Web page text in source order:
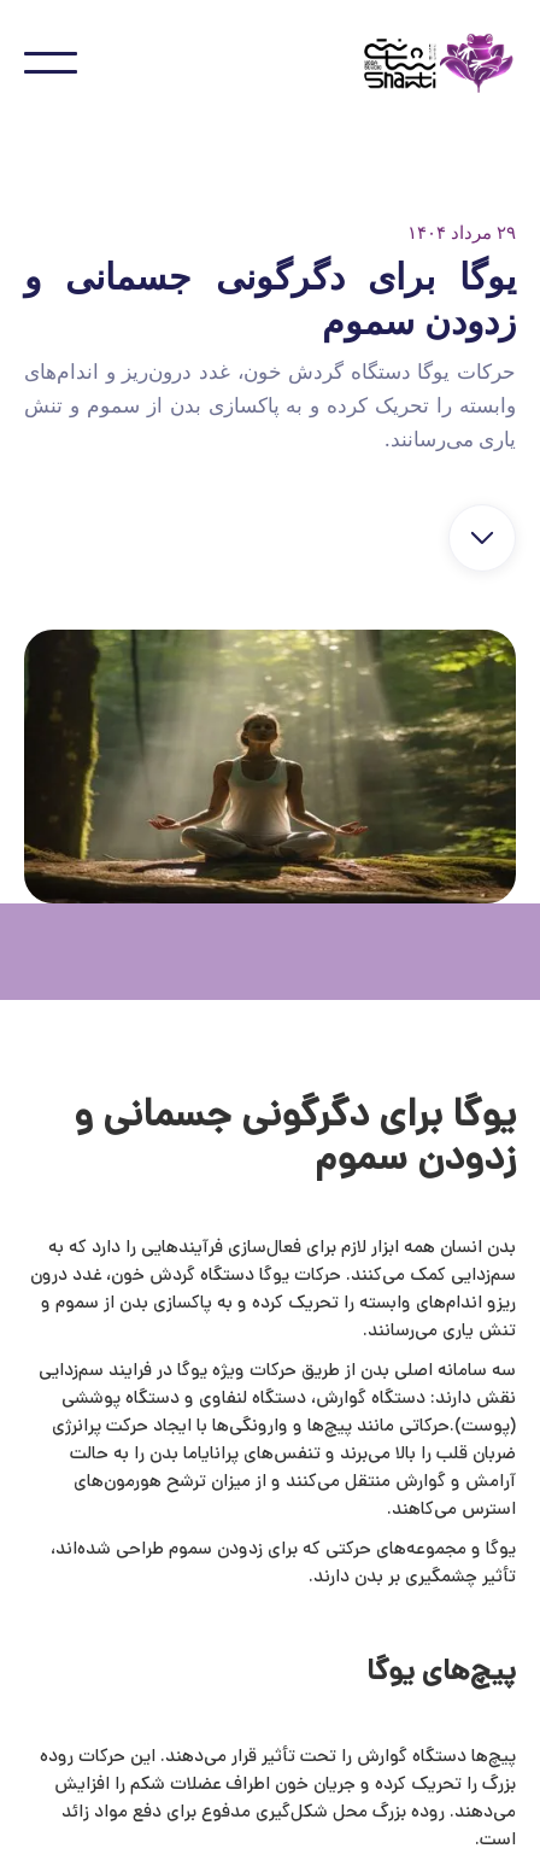
۲۹ مرداد ۱۴۰۴
یوگا برای دگرگونی جسمانی و
زدودن سموم
حرکات یوگا دستگاه گردش خون، غدد درون‌ریز و اندام‌های
وابسته را تحریک کرده و به پاکسازی بدن از سموم و تنش
یاری می‌رسانند.
یوگا برای دگرگونی جسمانی و
زدودن سموم
بدن انسان همه ابزار لازم برای فعال‌سازی فرآیندهایی را دارد که به
سم‌زدایی کمک می‌کنند. حرکات یوگا دستگاه گردش خون، غدد درون‌
ریزو اندام‌های وابسته را تحریک کرده و به پاکسازی بدن از سموم و
تنش یاری می‌رسانند.
سه سامانه اصلی بدن از طریق حرکات ویژه یوگا در فرایند سم‌زدایی
نقش دارند: دستگاه گوارش، دستگاه لنفاوی و دستگاه پوششی
(پوست).حرکاتی مانند پیچ‌ها و وارونگی‌ها با ایجاد حرکت پرانرژی
ضربان قلب را بالا می‌برند و تنفس‌های پرانایاما بدن را به حالت
آرامش و گوارش منتقل می‌کنند و از میزان ترشح هورمون‌های
استرس می‌کاهند.
یوگا و مجموعه‌های حرکتی که برای زدودن سموم طراحی شده‌اند،
تأثیر چشمگیری بر بدن دارند.
پیچ‌های یوگا
پیچ‌ها دستگاه گوارش را تحت تأثیر قرار می‌دهند. این حرکات روده
بزرگ را تحریک کرده و جریان خون اطراف عضلات شکم را افزایش
می‌دهند. روده بزرگ محل شکل‌گیری مدفوع برای دفع مواد زائد
است.